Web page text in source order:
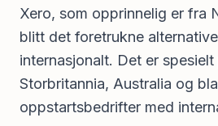
Xero, som opprinnelig er fra
blitt det foretrukne
internasjonalt. Det er
Storbritannia, Australia og
oppstartsbedrifter med